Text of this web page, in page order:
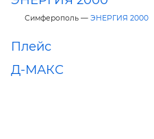
Симферополь — ЭНЕРГИЯ 2000
Плейс
Д-МАКС